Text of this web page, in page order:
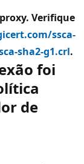
Verifique
ssca-
sha2-g1.crl.
foi
de